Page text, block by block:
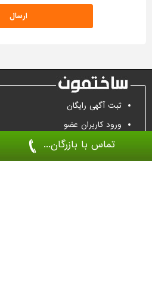
تماس با بازرگان...
ثبت آگهی رایگان
ورود کاربران عضو
تماس جهت تبلیغات